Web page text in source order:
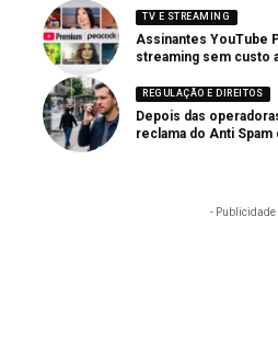
TV E STREAMING
Assinantes YouTube
streaming sem custo
REGULAÇÃO E DIREITOS
Depois das
reclama do Anti Spam
- Publicidade